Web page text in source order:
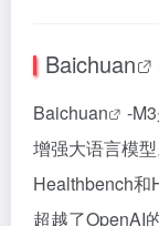
Baichuan
Baichuan
-
增强大语言模
Healthbench和
超越了OpenAI